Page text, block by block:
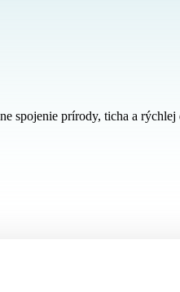
spojenie prírody, ticha a